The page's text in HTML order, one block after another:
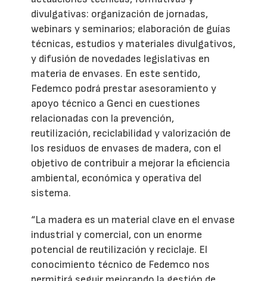
divulgativas: organización de jornadas,
webinars y seminarios; elaboración de guías
técnicas, estudios y materiales divulgativos,
y difusión de novedades legislativas en
materia de envases. En este sentido,
Fedemco podrá prestar asesoramiento y
apoyo técnico a Genci en cuestiones
relacionadas con la prevención,
reutilización, reciclabilidad y valorización de
los residuos de envases de madera, con el
objetivo de contribuir a mejorar la eficiencia
ambiental, económica y operativa del
sistema.
“La madera es un material clave en el envase
industrial y comercial, con un enorme
potencial de reutilización y reciclaje. El
conocimiento técnico de Fedemco nos